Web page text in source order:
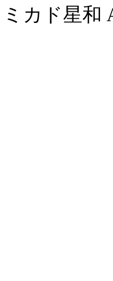
カド星和